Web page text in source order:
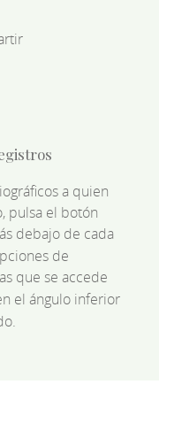
a quien
pulsa el botón
debajo de cada
de
que se accede
el ángulo inferior